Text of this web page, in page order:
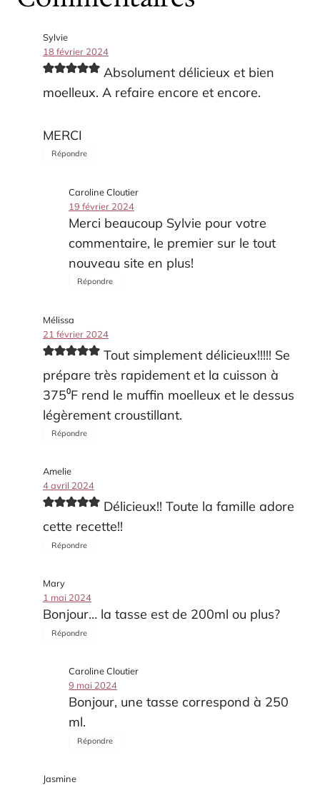
Sylvie
18 février 2024
Absolument délicieux et bien
moelleux. A refaire encore et encore.
MERCI
Répondre
Caroline Cloutier
19 février 2024
Merci beaucoup Sylvie pour votre
commentaire, le premier sur le tout
nouveau site en plus!
Répondre
Mélissa
21 février 2024
Tout simplement délicieux!!!!! Se
prépare très rapidement et la cuisson à
375⁰F rend le muffin moelleux et le dessus
légèrement croustillant.
Répondre
Amelie
4 avril 2024
Délicieux!! Toute la famille adore
cette recette!!
Répondre
Mary
1 mai 2024
Bonjour… la tasse est de 200ml ou plus?
Répondre
Caroline Cloutier
9 mai 2024
Bonjour, une tasse correspond à 250
ml.
Répondre
Jasmine